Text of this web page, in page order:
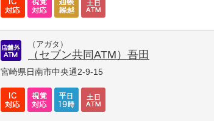
（アガタ）
（セブン共同ATM）吾田
宮崎県日南市中央通2-9-15